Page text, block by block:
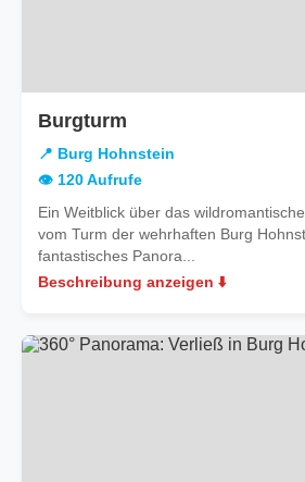
Burgturm
Burg
📍 Burg Hohnstein
👁️ 120 Aufrufe
Ein Weitblick über das
vom Turm der wehrhaften Burg
fantastisches Panora...
Beschreibung anzeigen ⬇️